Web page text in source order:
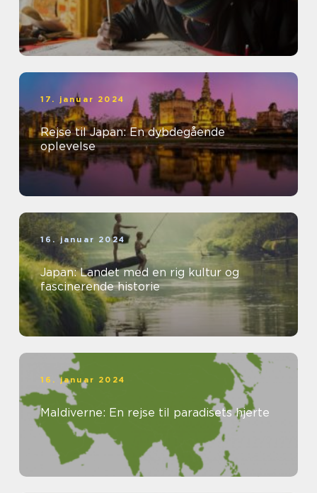
17. januar 2024
Rejse til Japan: En dybdegående
oplevelse
16. januar 2024
Japan: Landet med en rig kultur og
fascinerende historie
16. januar 2024
Maldiverne: En rejse til paradisets hjerte